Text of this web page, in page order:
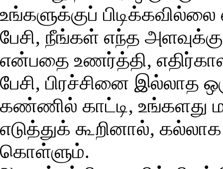
உங்களுக்குப்
பேசி, நீங்கள் எந்த
என்பதை உணர்த்தி,
பேசி, பிரச்சினை
கண்ணில் காட்டி, உங்களது
எடுத்துக் கூறினால்,
கொள்ளும்.